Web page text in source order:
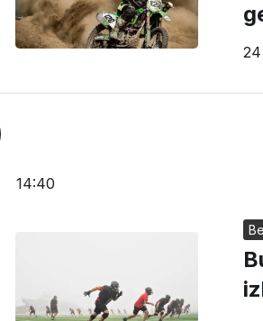
24
14:40